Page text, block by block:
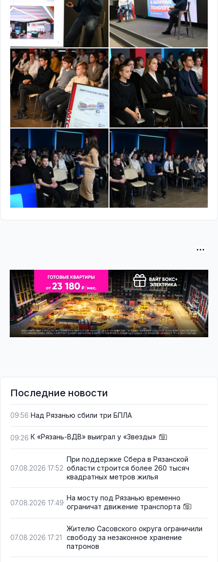
Последние новости
09:56 Над Рязанью сбили три БПЛА
09:26 К «Рязань-ВДВ» выиграл у «Звезды»
07.08.2026 17:52
При поддержке Сбера в Рязанской
области строится более 260 тысяч
квадратных метров жилья
07.08.2026 17:49
На мосту под Рязанью временно
ограничат движение транспорта
07.08.2026 17:21
Жителю Сасовского округа ограничили
свободу за незаконное хранение
патронов